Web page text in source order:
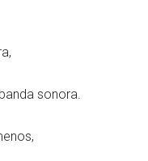
sonora.